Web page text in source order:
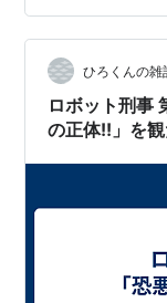
がセンスイマン
い、どうした?
ひろくんの雑
ロボット刑事
の正体!!」を